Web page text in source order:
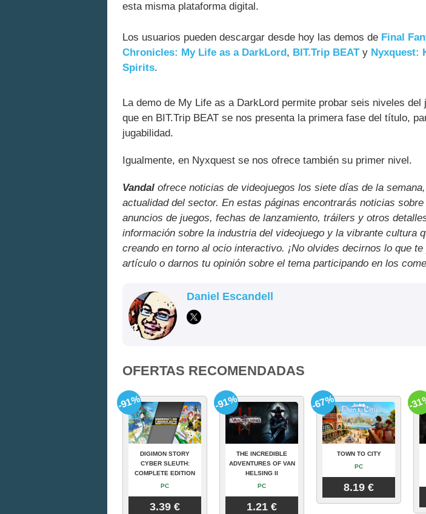
esta misma plataforma digital.
Los usuarios pueden descargar desde hoy las demos de Final
Chronicles: My Life as a DarkLord, BIT.Trip BEATy Nyxquest:
Spirits.
La demo de My Life as a DarkLord permite probar seis niveles del
que en BIT.Trip BEAT se nos presenta la primera fase del título,
jugabilidad.
Igualmente, en Nyxquest se nos ofrece también su primer nivel.
Vandal ofrece noticias de videojuegos los siete días de la
actualidad del sector. En estas páginas encontrarás noticias sobre
anuncios de juegos, fechas de lanzamiento, tráilers y otros
información sobre la industria del videojuego y la vibrante cultura
creando en torno al ocio interactivo. ¡No olvides decirnos lo que
artículo o darnos tu opinión sobre el tema participando en los
Daniel Escandell
OFERTAS RECOMENDADAS
DIGIMON STORY
CYBER SLEUTH:
COMPLETE EDITION
PC
3.39 €
-91%
THE INCREDIBLE
ADVENTURES OF VAN
HELSING II
PC
1.21 €
-91%
TOWN TO CITY
PC
8.19 €
-67% -